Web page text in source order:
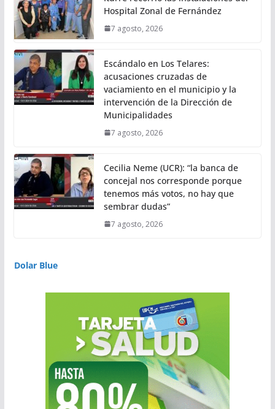
Hospital Zonal de Fernández
7 agosto, 2026
Escándalo en Los Telares:
acusaciones cruzadas de
vaciamiento en el municipio y la
intervención de la Dirección de
Municipalidades
7 agosto, 2026
Cecilia Neme (UCR): “la banca de
concejal nos corresponde porque
tenemos más votos, no hay que
sembrar dudas”
7 agosto, 2026
Dolar Blue